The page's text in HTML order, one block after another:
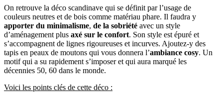
On retrouve la déco scandinave qui se définit par l’usage de
couleurs neutres et de bois comme matériau phare. Il faudra y
apporter du minimalisme, de la sobriété avec un style
d’aménagement plus axé sur le confort. Son style est épuré et
s’accompagnent de lignes rigoureuses et incurves. Ajoutez-y des
tapis en peaux de moutons qui vous donnera l’ambiance cosy. Un
motif qui a su rapidement s’imposer et qui aura marqué les
décennies 50, 60 dans le monde.
Voici les points clés de cette déco :